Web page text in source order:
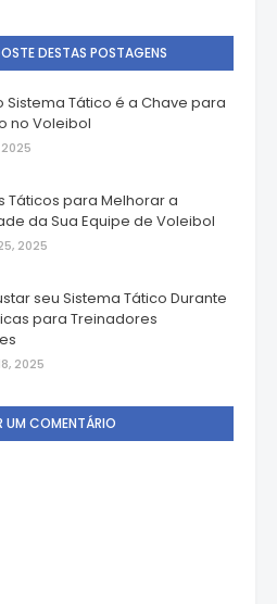
DESTAS POSTAGENS
Sistema Tático é a Chave para
no Voleibol
2025
Táticos para Melhorar a
da Sua Equipe de Voleibol
2025
seu Sistema Tático Durante
para Treinadores
2025
UM COMENTÁRIO